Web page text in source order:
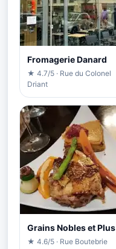
Fromagerie Danard
★ 4.7/5 · Rue du Colonel
Driant
Grains Nobles et Plus
★ 4.6/5 · Rue Boutebrie